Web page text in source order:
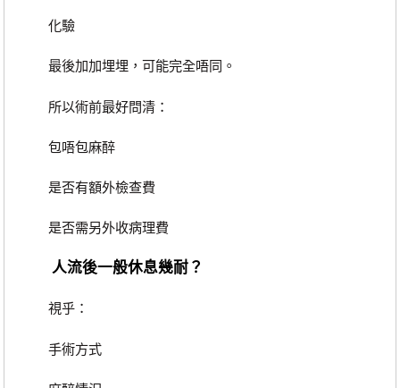
化驗
最後加加埋埋，可能完全唔同。
所以術前最好問清：
包唔包麻醉
是否有額外檢查費
是否需另外收病理費
人流後一般休息幾耐？
視乎：
手術方式